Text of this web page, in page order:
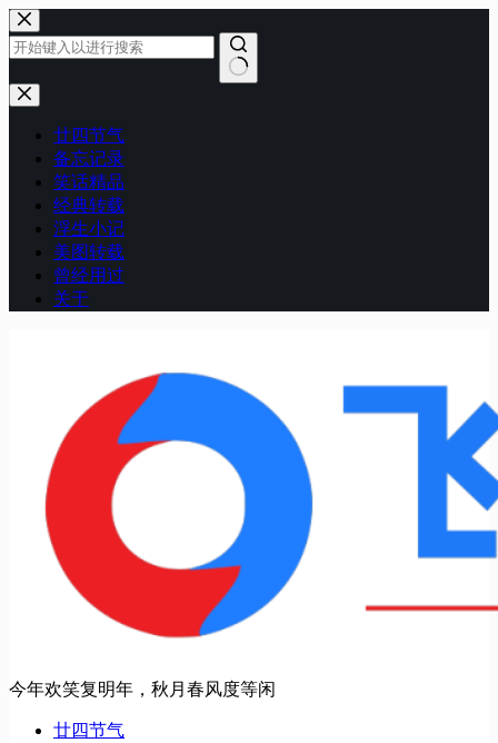
跳
至
内
容
无
廿四节气
备忘记录
笑话精品
经典转载
浮生小记
美图转载
曾经用过
关于
今年欢笑复明年，秋月春风度等闲
廿四节气